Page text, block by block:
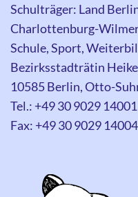
Schulträger: Land
Charlottenburg-
Schule, Sport,
Bezirksstadträtin
10585 Berlin, Otto-
Tel.: +49 30 9029 14001
Fax: +49 30 9029 14004